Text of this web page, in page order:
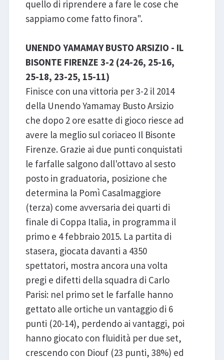
quello di riprendere a fare le cose che
sappiamo come fatto finora".
UNENDO YAMAMAY BUSTO ARSIZIO - IL
BISONTE FIRENZE 3-2 (24-26, 25-16,
25-18, 23-25, 15-11)
Finisce con una vittoria per 3-2 il 2014
della Unendo Yamamay Busto Arsizio
che dopo 2 ore esatte di gioco riesce ad
avere la meglio sul coriaceo Il Bisonte
Firenze. Grazie ai due punti conquistati
le farfalle salgono dall'ottavo al sesto
posto in graduatoria, posizione che
determina la Pomì Casalmaggiore
(terza) come avversaria dei quarti di
finale di Coppa Italia, in programma il
primo e 4 febbraio 2015. La partita di
stasera, giocata davanti a 4350
spettatori, mostra ancora una volta
pregi e difetti della squadra di Carlo
Parisi: nel primo set le farfalle hanno
gettato alle ortiche un vantaggio di 6
punti (20-14), perdendo ai vantaggi, poi
hanno giocato con fluidità per due set,
crescendo con Diouf (23 punti, 38%) ed